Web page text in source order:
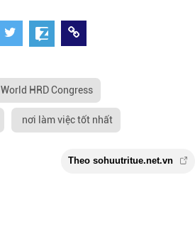
World HRD Congress
nơi làm việc tốt nhất